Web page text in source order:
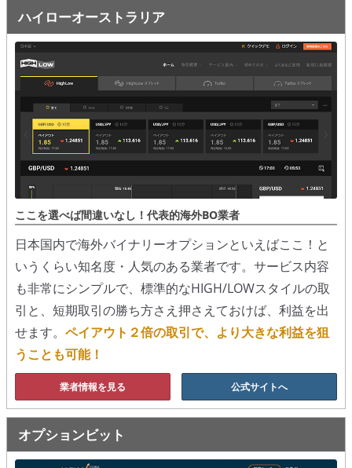
逆張りと相場変動のしくみ
負けそうなときは損切り
攻略法まとめ
ローソク足チャート
移動平均線
トレンド順張り
RSI
ボリンジャーバンド
ストラテジーアドバイザー
スポットフォロー
トレーダーズ・チョイス
スプレッド取引
ハイローオーストラリア
ここを選べば間違いなし！代表的海外BO業者
日本国内で海外バイナリーオプションといえばここ！と
いうくらい知名度・人気のある業者です。サービス内容
も非常にシンプルで、標準的なHIGH/LOWスタイルの取
引と、短期取引の勝ち方さえ押さえておけば、利益を出
せます。 ペイアウト２倍の取引で、より大きな利益を狙
うことも可能！
業者情報を見る 公式サイトへ
オプションビット